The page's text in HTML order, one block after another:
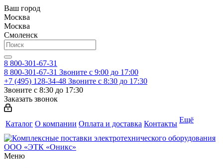
Ваш город
Москва
Москва
Смоленск
8 800-301-67-31
8 800-301-67-31 Звоните с 9:00 до 17:00
+7 (495) 128-34-48 Звоните с 8:30 до 17:30
Звоните с 8:30 до 17:30
Заказать звонок
Каталог О компании Оплата и доставка Контакты Ещё
Меню